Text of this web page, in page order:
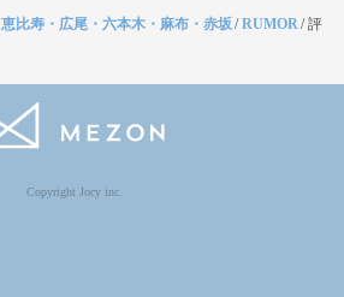
恵比寿・広尾・六本木・麻布・赤坂/RUMOR/評
Copyright Jocy inc.